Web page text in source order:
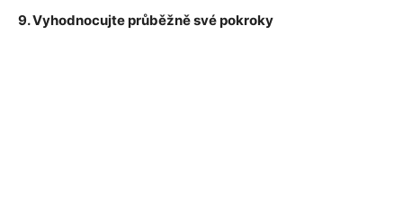
9. Vyhodnocujte průběžně své pokroky